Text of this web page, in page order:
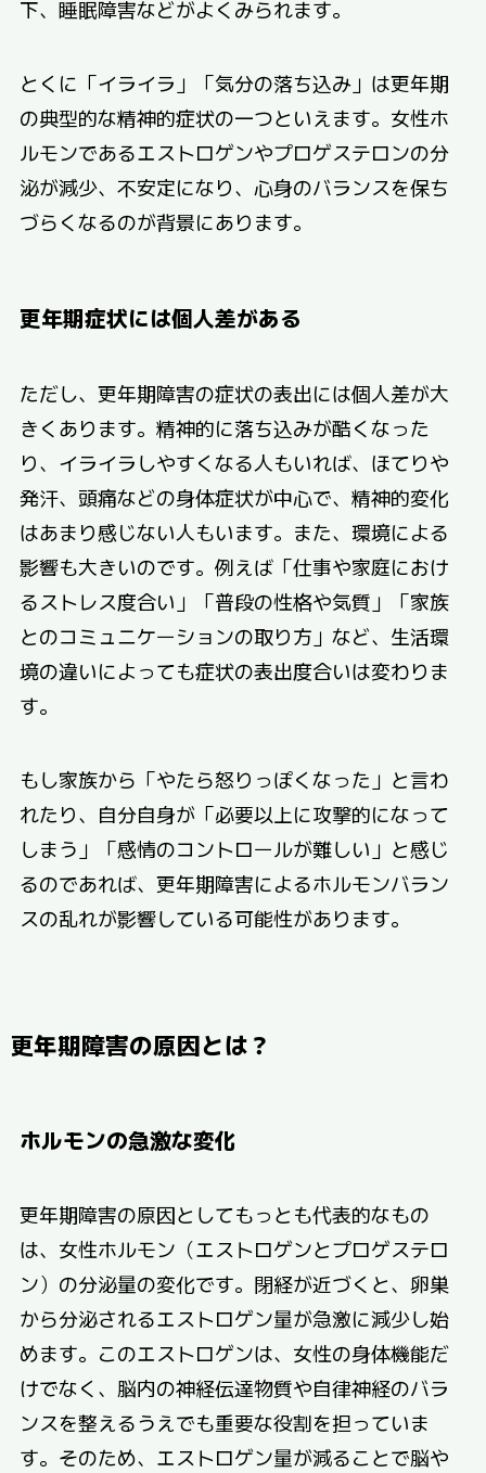
下、睡眠障害などがよくみられます。
とくに「イライラ」「気分の落ち込み」は更年期
の典型的な精神的症状の一つといえます。女性ホ
ルモンであるエストロゲンやプロゲステロンの分
泌が減少、不安定になり、心身のバランスを保ち
づらくなるのが背景にあります。
更年期症状には個人差がある
ただし、更年期障害の症状の表出には個人差が大
きくあります。精神的に落ち込みが酷くなった
り、イライラしやすくなる人もいれば、ほてりや
発汗、頭痛などの身体症状が中心で、精神的変化
はあまり感じない人もいます。また、環境による
影響も大きいのです。例えば「仕事や家庭におけ
るストレス度合い」「普段の性格や気質」「家族
とのコミュニケーションの取り方」など、生活環
境の違いによっても症状の表出度合いは変わりま
す。
もし家族から「やたら怒りっぽくなった」と言わ
れたり、自分自身が「必要以上に攻撃的になって
しまう」「感情のコントロールが難しい」と感じ
るのであれば、更年期障害によるホルモンバラン
スの乱れが影響している可能性があります。
更年期障害の原因とは？
ホルモンの急激な変化
更年期障害の原因としてもっとも代表的なもの
は、女性ホルモン（エストロゲンとプロゲステロ
ン）の分泌量の変化です。閉経が近づくと、卵巣
から分泌されるエストロゲン量が急激に減少し始
めます。このエストロゲンは、女性の身体機能だ
けでなく、脳内の神経伝達物質や自律神経のバラ
ンスを整えるうえでも重要な役割を担っていま
す。そのため、エストロゲン量が減ることで脳や